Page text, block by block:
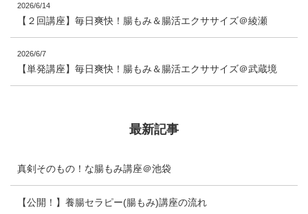
2026/6/14
【２回講座】毎日爽快！腸もみ＆腸活エクササイズ＠綾瀬
2026/6/7
【単発講座】毎日爽快！腸もみ＆腸活エクササイズ＠武蔵境
最新記事
真剣そのもの！な腸もみ講座＠池袋
【公開！】養腸セラピー(腸もみ)講座の流れ